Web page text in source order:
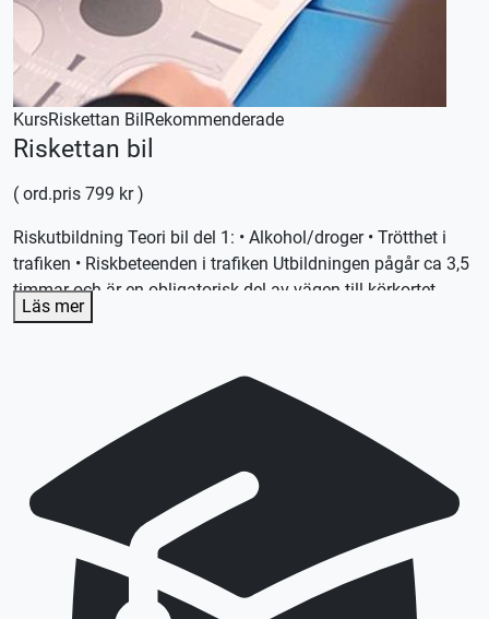
KursRiskettan BilRekommenderade
Riskettan bil
( ord.pris 799 kr )
Riskutbildning Teori bil del 1: • Alkohol/droger • Trötthet i
trafiken • Riskbeteenden i trafiken Utbildningen pågår ca 3,5
timmar och är en obligatorisk del av vägen till körkortet.
Avbokning sker kostnadsfritt fram till 7 dagar innan
FINNER DU INTE EN TID SOM PASSAR DIG HÄR, VÄNLIGEN
SE VÅRA ANDRA SKOLORS TILLGÄNGLIGA TIDER.
Läs mer